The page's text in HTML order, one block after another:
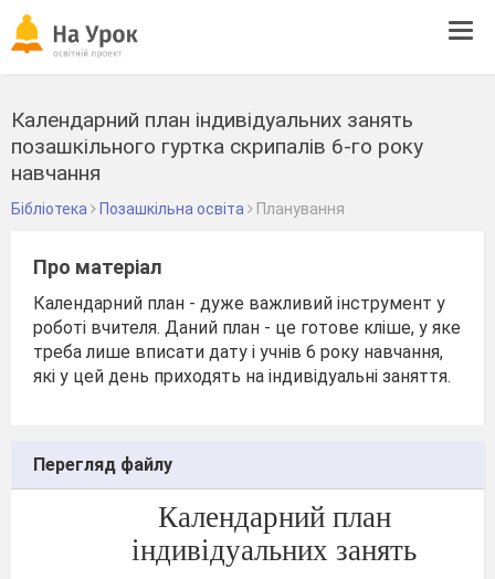
Календарний план індивідуальних занять
позашкільного гуртка скрипалів 6-го року
навчання
Бібліотека Позашкільна освіта Планування
Про матеріал
Календарний план - дуже важливий інструмент у
роботі вчителя. Даний план - це готове кліше, у яке
треба лише вписати дату і учнів 6 року навчання,
які у цей день приходять на індивідуальні заняття.
Перегляд файлу
Календарний план
індивідуальних занять